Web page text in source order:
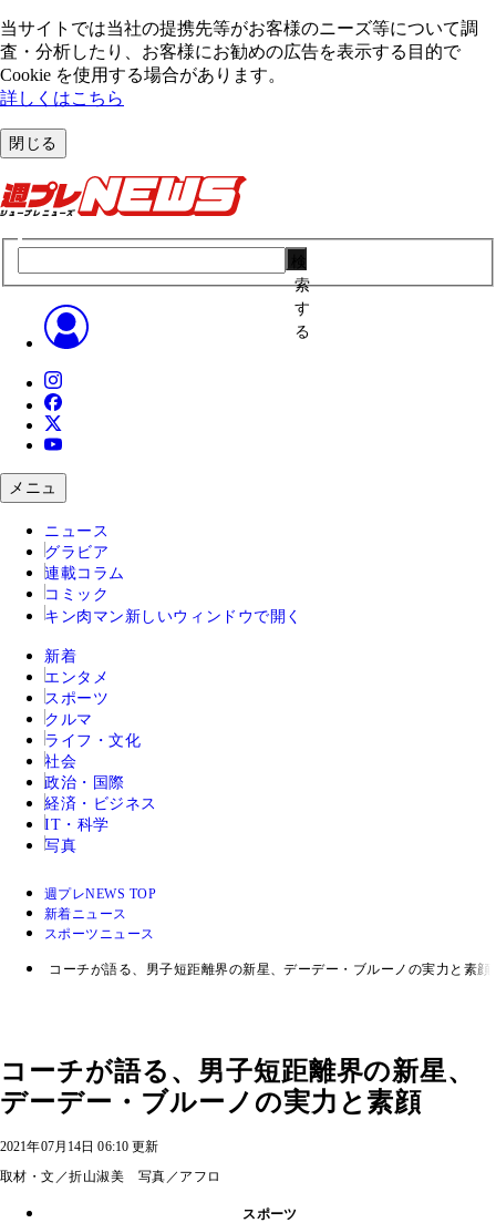
当サイトでは当社の提携先等がお客様のニーズ等について調
査・分析したり、お客様にお勧めの広告を表⽰する⽬的で
Cookie を使⽤する場合があります。
詳しくはこちら
閉じる
索
す
る
メニュ
ニュース
グラビア
連載コラム
コミック
キン肉マン 新しいウィンドウで開く
新着
エンタメ
スポーツ
クルマ
ライフ・文化
社会
政治・国際
経済・ビジネス
IT・科学
写真
週プレNEWS TOP
新着ニュース
スポーツニュース
コーチが語る、男子短距離界の新星、デーデー・ブルーノの実力と素顔
コーチが語る、男子短距離界の新星、
デーデー・ブルーノの実力と素顔
2021年07月14日 06:10 更新
取材・文／折山淑美 写真／アフロ
スポーツ